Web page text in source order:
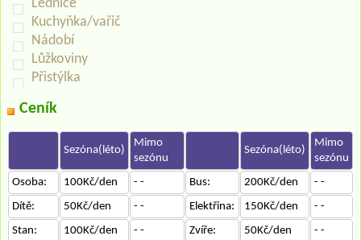
Lednice
Kuchyňka/vařič
Nádobí
Lůžkoviny
Přistýlka
Ceník
Sezóna(léto)
Mimo
sezónu
Sezóna(léto)
Mimo
sezónu
Osoba:
100Kč/den - - Bus: 200Kč/den
- -
Dítě:
50Kč/den - - Elektřina: 150Kč/den
- -
Stan:
100Kč/den - - Zvíře: 50Kč/den
- -